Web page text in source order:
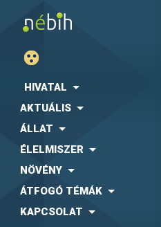
HIVATAL
AKTUÁLIS
ÁLLAT
ÉLELMISZER
NÖVÉNY
ÁTFOGÓ TÉMÁK
KAPCSOLAT